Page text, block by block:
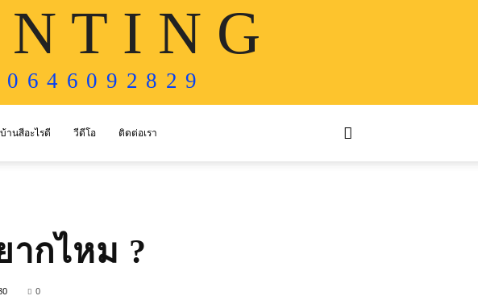
N T I N G
6 4 6 0 9 2 8 2 9
านสีอะไรดี วีดีโอ ติดต่อเรา
กไหม ?
0